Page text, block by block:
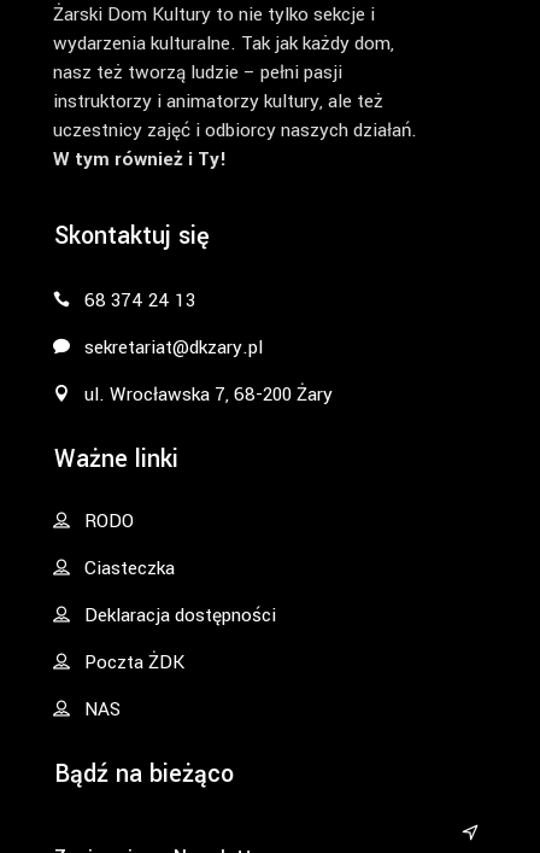
Żarski Dom Kultury to nie tylko sekcje i
wydarzenia kulturalne. Tak jak każdy dom,
nasz też tworzą ludzie – pełni pasji
instruktorzy i animatorzy kultury, ale też
uczestnicy zajęć i odbiorcy naszych działań.
W tym również i Ty!
Skontaktuj się
68 374 24 13
sekretariat@dkzary.pl
ul. Wrocławska 7, 68-200 Żary
Ważne linki
RODO
Ciasteczka
Deklaracja dostępności
Poczta ŻDK
NAS
Bądź na bieżąco
&